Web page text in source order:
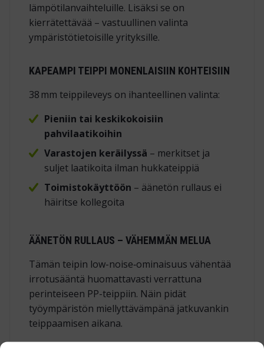
lämpötilanvaihteluille. Lisäksi se on
kierrätettävää – vastuullinen valinta
ympäristötietoisille yrityksille.
KAPEAMPI TEIPPI MONENLAISIIN KOHTEISIIN
38 mm teippileveys on ihanteellinen valinta:
Pieniin tai keskikokoisiin
pahvilaatikoihin
Varastojen keräilyssä – merkitset ja
suljet laatikoita ilman hukkateippiä
Toimistokäyttöön – äänetön rullaus ei
häiritse kollegoita
ÄÄNETÖN RULLAUS – VÄHEMMÄN MELUA
Tämän teipin low-noise‑ominaisuus vähentää
irrotusääntä huomattavasti verrattuna
perinteiseen PP-teippiin. Näin pidät
työympäristön miellyttävämpänä jatkuvankin
teippaamisen aikana.